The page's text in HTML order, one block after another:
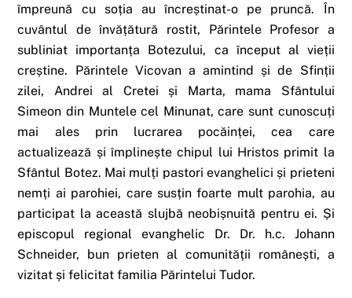
împreună cu soția au încreștinat-o pe pruncă. În
cuvântul de învățătură rostit, Părintele Profesor a
subliniat importanța Botezului, ca început al vieții
creștine. Părintele Vicovan a amintind și de Sfinții
zilei, Andrei al Cretei și Marta, mama Sfântului
Simeon din Muntele cel Minunat, care sunt cunoscuți
mai ales prin lucrarea pocăinței, cea care
actualizează și împlinește chipul lui Hristos primit la
Sfântul Botez. Mai mulți pastori evanghelici și prieteni
nemți ai parohiei, care susțin foarte mult parohia, au
participat la această slujbă neobișnuită pentru ei. Și
episcopul regional evanghelic Dr. Dr. h.c. Johann
Schneider, bun prieten al comunității românești, a
vizitat și felicitat familia Părintelui Tudor.